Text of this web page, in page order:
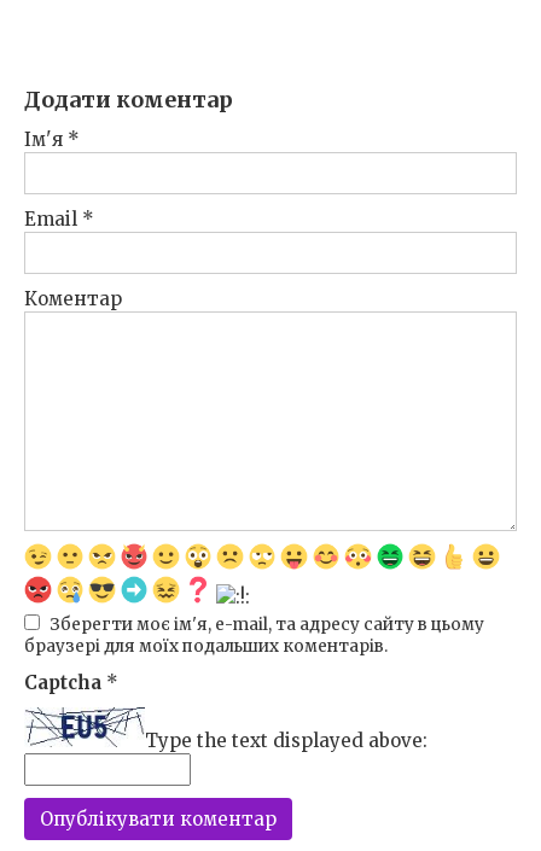
Додати коментар
Ім'я *
Email *
Коментар
Зберегти моє ім'я, e-mail, та адресу сайту в цьому
браузері для моїх подальших коментарів.
Captcha *
Type the text displayed above: